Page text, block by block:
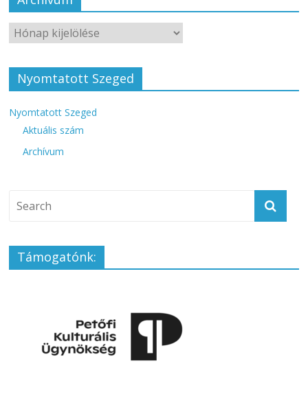
Nyomtatott Szeged
Nyomtatott Szeged
Aktuális szám
Archívum
Támogatónk: